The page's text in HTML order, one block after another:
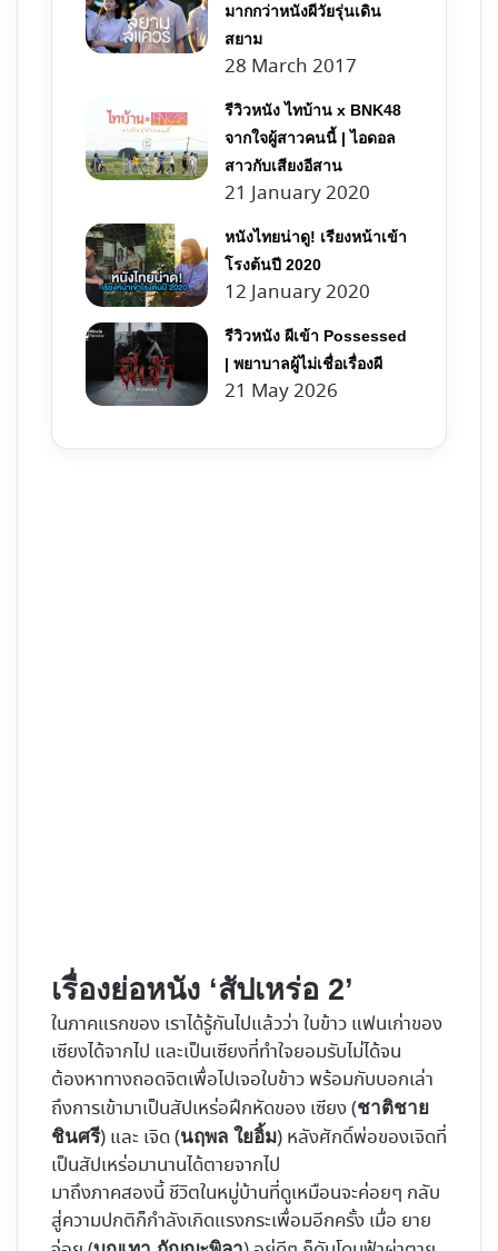
มากกว่าหนังผีวัยรุ่นเดิน
สยาม
28 March 2017
รีวิวหนัง ไทบ้าน x BNK48
จากใจผู้สาวคนนี้ | ไอดอล
สาวกับเสียงอีสาน
21 January 2020
หนังไทยน่าดู! เรียงหน้าเข้า
โรงต้นปี 2020
12 January 2020
รีวิวหนัง ผีเข้า Possessed
| พยาบาลผู้ไม่เชื่อเรื่องผี
21 May 2026
เรื่องย่อหนัง ‘สัปเหร่อ 2’
ในภาคแรกของ เราได้รู้กันไปแล้วว่า ใบข้าว แฟนเก่าของ
เซียงได้จากไป และเป็นเซียงที่ทำใจยอมรับไม่ได้จน
ต้องหาทางถอดจิตเพื่อไปเจอใบข้าว พร้อมกับบอกเล่า
ถึงการเข้ามาเป็นสัปเหร่อฝึกหัดของ เซียง (ชาติชาย
ชินศรี) และ เจิด (นฤพล ใยอิ้ม) หลังศักดิ์พ่อของเจิดที่
เป็นสัปเหร่อมานานได้ตายจากไป
มาถึงภาคสองนี้ ชีวิตในหมู่บ้านที่ดูเหมือนจะค่อยๆ กลับ
สู่ความปกติก็กำลังเกิดแรงกระเพื่อมอีกครั้ง เมื่อ ยาย